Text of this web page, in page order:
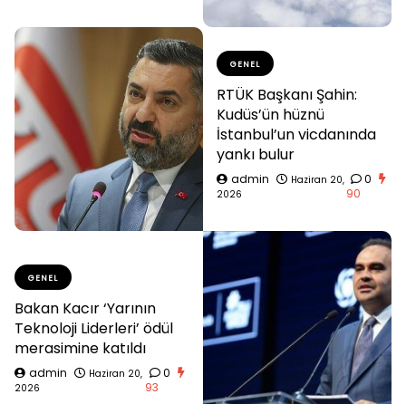
GENEL
RTÜK Başkanı Şahin:
Kudüs’ün hüznü
İstanbul’un vicdanında
yankı bulur
admin
Haziran 20,
2026
0
90
GENEL
Bakan Kacır ‘Yarının
Teknoloji Liderleri’ ödül
merasimine katıldı
admin
Haziran 20,
2026
0
93